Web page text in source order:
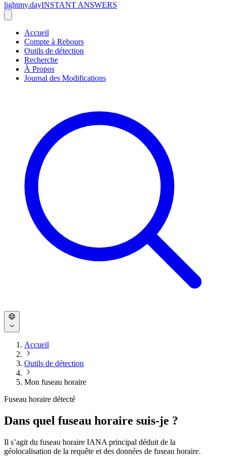
lightmy.dayINSTANT ANSWERS
Accueil
Compte à Rebours
Outils de détection
Recherche
À Propos
Journal des Modifications
Accueil
Outils de détection
Mon fuseau horaire
Fuseau horaire détecté
Dans quel fuseau horaire suis-je ?
Il s’agit du fuseau horaire IANA principal déduit de la
géolocalisation de la requête et des données de fuseau horaire.